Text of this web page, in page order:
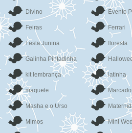
Divino Evento
Feiras Ferrari
Festa Junina floresta
Galinha Pintadinha
kit lembrança latinha
maquete
Masha e o Urso
Mimos Mini